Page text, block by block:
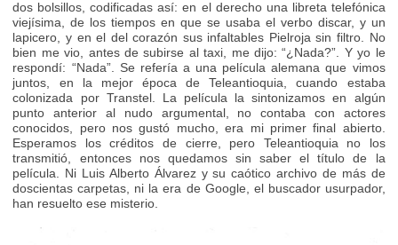
dos bolsillos, codificadas así: en el derecho una libreta telefónica
viejísima, de los tiempos en que se usaba el verbo discar, y un
lapicero, y en el del corazón sus infaltables Pielroja sin filtro. No
bien me vio, antes de subirse al taxi, me dijo: “¿Nada?”. Y yo le
respondí: “Nada”. Se refería a una película alemana que vimos
juntos, en la mejor época de Teleantioquia, cuando estaba
colonizada por Transtel. La película la sintonizamos en algún
punto anterior al nudo argumental, no contaba con actores
conocidos, pero nos gustó mucho, era mi primer final abierto.
Esperamos los créditos de cierre, pero Teleantioquia no los
transmitió, entonces nos quedamos sin saber el título de la
película. Ni Luis Alberto Álvarez y su caótico archivo de más de
doscientas carpetas, ni la era de Google, el buscador usurpador,
han resuelto ese misterio.